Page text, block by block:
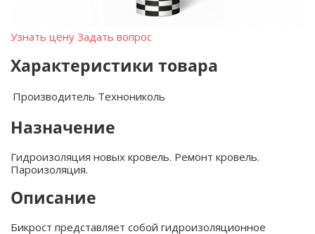
Узнать цену Задать вопрос
Характеристики товара
Производитель Технониколь
Назначение
Гидроизоляция новых кровель. Ремонт кровель.
Пароизоляция.
Описание
Бикрост представляет собой гидроизоляционное